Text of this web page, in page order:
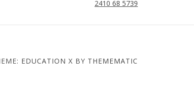
2410 68 5739
EDUCATION X BY THEMEMATIC